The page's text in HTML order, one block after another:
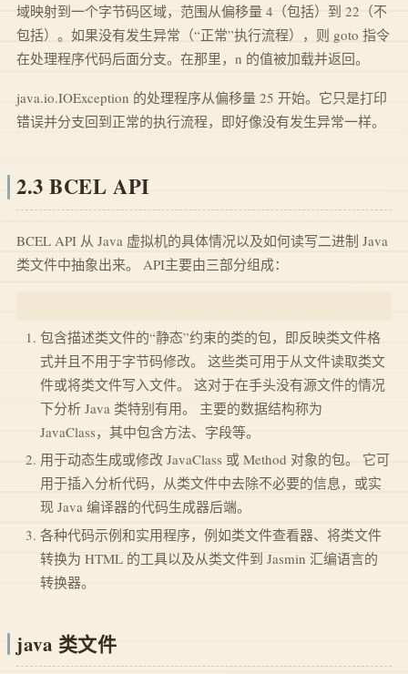
域映射到一个字节码区域，范围从偏移量 4（包括）到 22（不
包括）。如果没有发生异常（“正常”执行流程），则 goto 指令
在处理程序代码后面分支。在那里，n 的值被加载并返回。
java.io.IOException 的处理程序从偏移量 25 开始。它只是打印
错误并分支回到正常的执行流程，即好像没有发生异常一样。
2.3 BCEL API
BCEL API 从 Java 虚拟机的具体情况以及如何读写二进制 Java
类文件中抽象出来。 API主要由三部分组成：
包含描述类文件的“静态”约束的类的包，即反映类文件格
式并且不用于字节码修改。 这些类可用于从文件读取类文
件或将类文件写入文件。 这对于在手头没有源文件的情况
下分析 Java 类特别有用。 主要的数据结构称为
JavaClass，其中包含方法、字段等。
用于动态生成或修改 JavaClass 或 Method 对象的包。 它可
用于插入分析代码，从类文件中去除不必要的信息，或实
现 Java 编译器的代码生成器后端。
各种代码示例和实用程序，例如类文件查看器、将类文件
转换为 HTML 的工具以及从类文件到 Jasmin 汇编语言的
转换器。
java 类文件